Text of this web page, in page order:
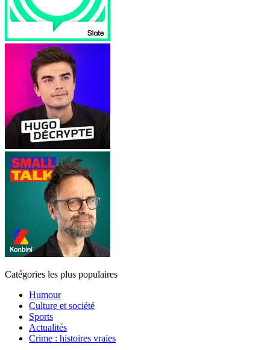
Catégories les plus populaires
Humour
Culture et société
Sports
Actualités
Crime : histoires vraies